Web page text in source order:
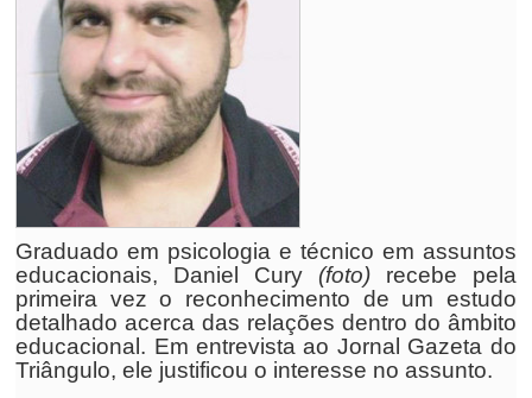
Graduado em psicologia e técnico em assuntos
educacionais, Daniel Cury (foto)recebe pela
primeira vez o reconhecimento de um estudo
detalhado acerca das relações dentro do âmbito
educacional. Em entrevista ao Jornal Gazeta do
Triângulo, ele justificou o interesse no assunto.